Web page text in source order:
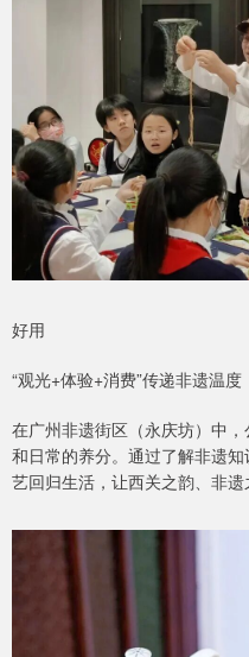
好用
“观光+体验+消费”传递非遗温度
在广州非遗街区（永庆坊）中
和日常的养分。通过了解非遗
艺回归生活，让西关之韵、非遗